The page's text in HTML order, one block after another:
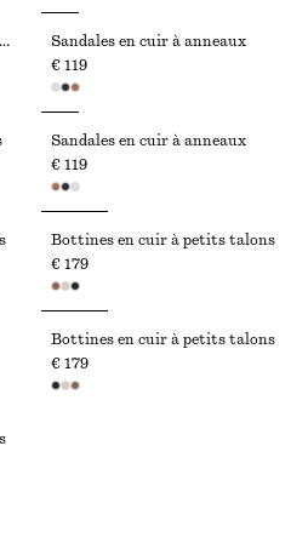
Escarpins à bride arrière en cuir verni
Sandales en cuir à anneaux
€ 119
Sandales en cuir à anneaux
€ 119
Bottines en cuir à petits talons
€ 179
Bottines en cuir à petits talons
€ 179